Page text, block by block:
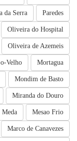
Paredes
da Serra
Oliveira do Hospital
Oliveira de Azemeis
Mortagua
Velho
Mondim de Basto
Miranda do Douro
Mesao Frio
Meda
Marco de Canavezes